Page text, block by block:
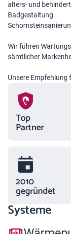
alters- und
Badgestaltung
Wir führen
sämtlicher
Unsere Empfehlung
Top
Partner
2010
gegründet
Systeme